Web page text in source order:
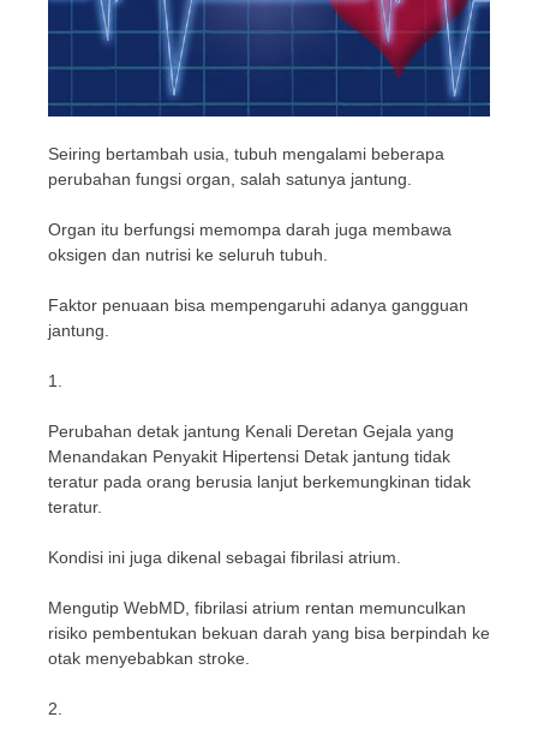
Seiring bertambah usia, tubuh mengalami beberapa
perubahan fungsi organ, salah satunya jantung.
Organ itu berfungsi memompa darah juga membawa
oksigen dan nutrisi ke seluruh tubuh.
Faktor penuaan bisa mempengaruhi adanya gangguan
jantung.
1.
Perubahan detak jantung Kenali Deretan Gejala yang
Menandakan Penyakit Hipertensi Detak jantung tidak
teratur pada orang berusia lanjut berkemungkinan tidak
teratur.
Kondisi ini juga dikenal sebagai fibrilasi atrium.
Mengutip WebMD, fibrilasi atrium rentan memunculkan
risiko pembentukan bekuan darah yang bisa berpindah ke
otak menyebabkan stroke.
2.